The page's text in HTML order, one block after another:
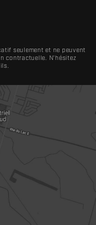
seulement et ne peuvent
contractuelle. N'hésitez